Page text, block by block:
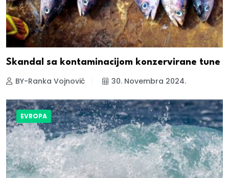
Skandal sa kontaminacijom konzervirane tune
BY-Ranka Vojnović 30. Novembra 2024.
EVROPA